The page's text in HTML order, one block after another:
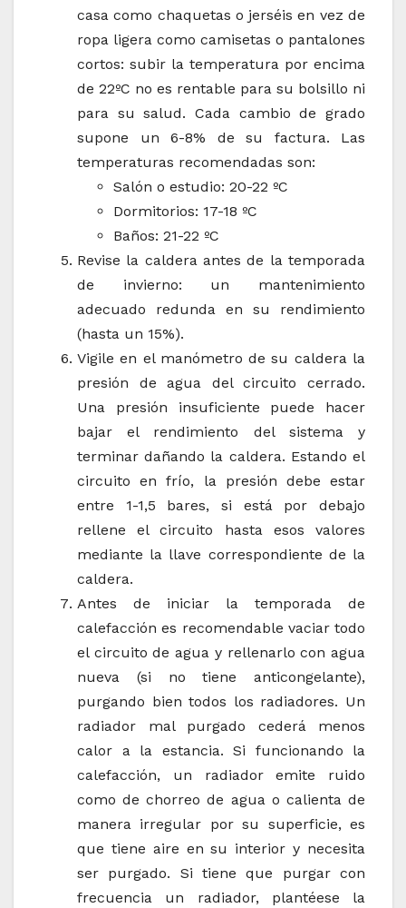
casa como chaquetas o jerséis en vez de
ropa ligera como camisetas o pantalones
cortos: subir la temperatura por encima
de 22ºC no es rentable para su bolsillo ni
para su salud. Cada cambio de grado
supone un 6-8% de su factura. Las
temperaturas recomendadas son:
Salón o estudio: 20-22 ºC
Dormitorios: 17-18 ºC
Baños: 21-22 ºC
Revise la caldera antes de la temporada
de invierno: un mantenimiento
adecuado redunda en su rendimiento
(hasta un 15%).
Vigile en el manómetro de su caldera la
presión de agua del circuito cerrado.
Una presión insuficiente puede hacer
bajar el rendimiento del sistema y
terminar dañando la caldera. Estando el
circuito en frío, la presión debe estar
entre 1-1,5 bares, si está por debajo
rellene el circuito hasta esos valores
mediante la llave correspondiente de la
caldera.
Antes de iniciar la temporada de
calefacción es recomendable vaciar todo
el circuito de agua y rellenarlo con agua
nueva (si no tiene anticongelante),
purgando bien todos los radiadores. Un
radiador mal purgado cederá menos
calor a la estancia. Si funcionando la
calefacción, un radiador emite ruido
como de chorreo de agua o calienta de
manera irregular por su superficie, es
que tiene aire en su interior y necesita
ser purgado. Si tiene que purgar con
frecuencia un radiador, plantéese la